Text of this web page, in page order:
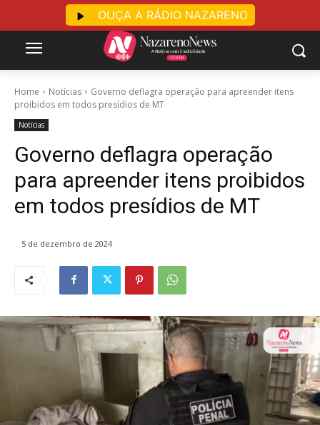
Home Notícias
Governo deflagra operação para apreender itens
proibidos em todos presídios de MT
Notícias
Governo deflagra operação
para apreender itens proibidos
em todos presídios de MT
5 de dezembro de 2024
OUÇA A RÁDIO NAZARENO